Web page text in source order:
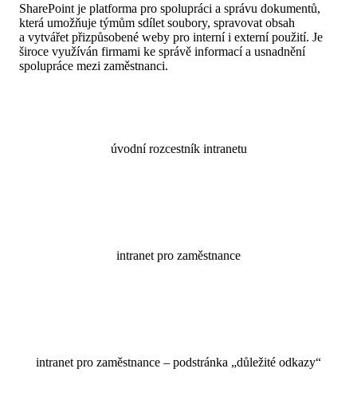
SharePoint je platforma pro spolupráci a správu dokumentů,
která umožňuje týmům sdílet soubory, spravovat obsah
a vytvářet přizpůsobené weby pro interní i externí použití. Je
široce využíván firmami ke správě informací a usnadnění
spolupráce mezi zaměstnanci​.
úvodní rozcestník intranetu
intranet pro zaměstnance
intranet pro zaměstnance – podstránka „důležité odkazy“